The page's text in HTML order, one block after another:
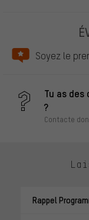
Soyez le
Tu as
?
Contacte
Rappel